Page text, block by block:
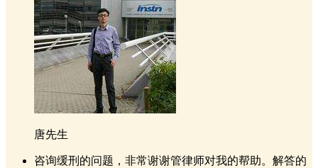
唐先生
咨询缓刑的问题，非常谢谢管律师对我的帮助。解答的